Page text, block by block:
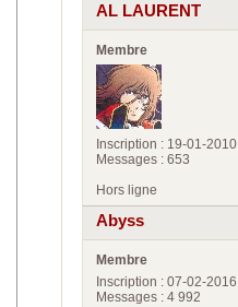
AL LAURENT
Membre
Inscription : 19-01-2010
Messages : 653
Hors ligne
Abyss
Membre
Inscription : 07-02-2016
Messages : 4 992